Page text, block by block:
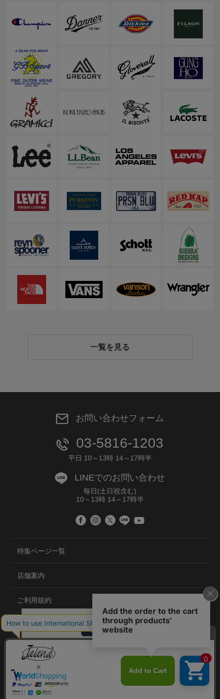
一覧を見る
お問い合わせフォーム
03-5816-1203
平日 10～13時 14～17時半
LINEでのお問い合わせ
毎日(土日祝含む)
10～13時 14～17時半
特集ページ一覧
店舗案内
ご利用規約
プライバシーポリシー
特定商取引法について
会社概要